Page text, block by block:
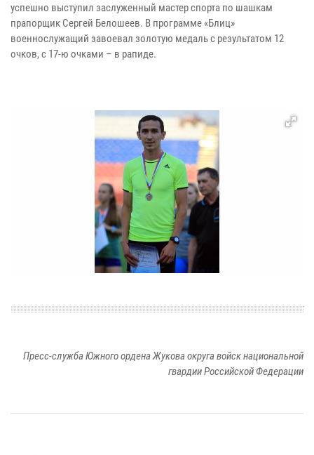
успешно выступил заслуженный мастер спорта по шашкам
прапорщик Сергей Белошеев. В программе «Блиц»
военнослужащий завоевал золотую медаль с результатом 12
очков, с 17-ю очками – в рапиде.
Пресс-служба Южного ордена Жукова округа войск национальной
гвардии Российской Федерации